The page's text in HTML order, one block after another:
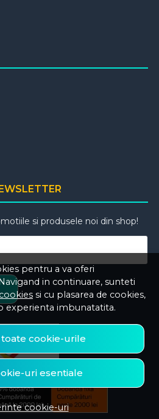
pentru a va oferi
in continuare, sunteti
si cu plasarea de cookies,
experienta imbunatatita.
cookie-urile
uri esentiale
cookie-uri
si produsele noi din shop!